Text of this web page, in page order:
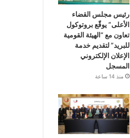
رئيس مجلس القضاء
الأعلى” يوقّع بروتوكول
تعاون مع “الهيئة القومية
للبريد” لتقديم خدمة
الإعلان الإلكتروني
المسجل
منذ 14 ساعة